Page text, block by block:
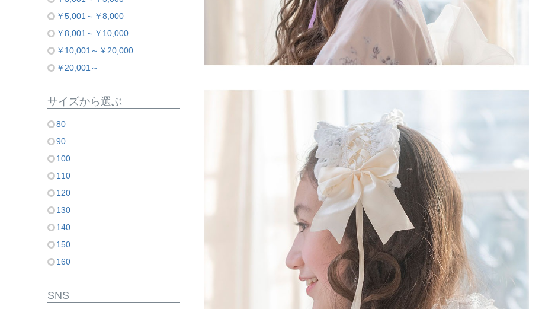
￥5,001～￥8,000
￥8,001～￥10,000
￥10,001～￥20,000
￥20,001～
サイズから選ぶ
80
90
100
110
120
130
140
150
160
SNS